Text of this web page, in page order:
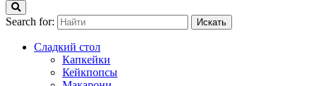
Search for:
Сладкий стол
Капкейки
Кейкпопсы